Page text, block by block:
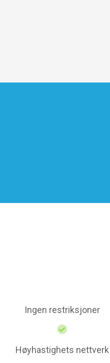
Ingen restriksjoner
Høyhastighets nettverk